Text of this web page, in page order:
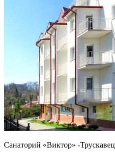
Санаторий «Виктор» -Трускавец